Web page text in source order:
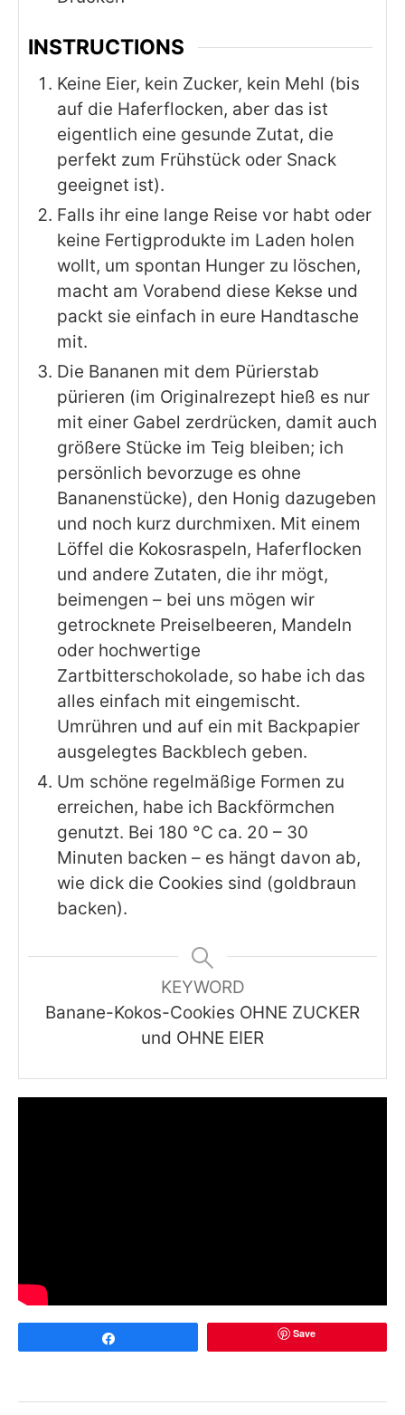
INSTRUCTIONS
Keine Eier, kein Zucker, kein Mehl (bis
auf die Haferflocken, aber das ist
eigentlich eine gesunde Zutat, die
perfekt zum Frühstück oder Snack
geeignet ist).
Falls ihr eine lange Reise vor habt oder
keine Fertigprodukte im Laden holen
wollt, um spontan Hunger zu löschen,
macht am Vorabend diese Kekse und
packt sie einfach in eure Handtasche
mit.
Die Bananen mit dem Pürierstab
pürieren (im Originalrezept hieß es nur
mit einer Gabel zerdrücken, damit auch
größere Stücke im Teig bleiben; ich
persönlich bevorzuge es ohne
Bananenstücke), den Honig dazugeben
und noch kurz durchmixen. Mit einem
Löffel die Kokosraspeln, Haferflocken
und andere Zutaten, die ihr mögt,
beimengen – bei uns mögen wir
getrocknete Preiselbeeren, Mandeln
oder hochwertige
Zartbitterschokolade, so habe ich das
alles einfach mit eingemischt.
Umrühren und auf ein mit Backpapier
ausgelegtes Backblech geben.
Um schöne regelmäßige Formen zu
erreichen, habe ich Backförmchen
genutzt. Bei 180 °C ca. 20 – 30
Minuten backen – es hängt davon ab,
wie dick die Cookies sind (goldbraun
backen).
KEYWORD
Banane-Kokos-Cookies OHNE ZUCKER
und OHNE EIER
Save